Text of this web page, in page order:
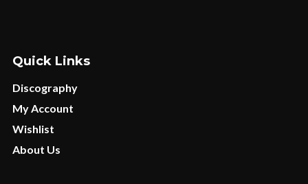
Quick Links
Discography
My Account
Wishlist
About Us